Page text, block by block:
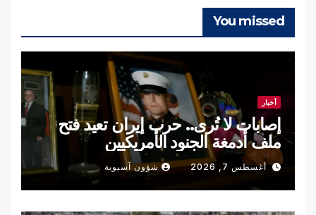
You missed
أخبار
إصابات لا تُرى.. حرب إيران تعيد فتح
ملف أدمغة الجنود الأمريكيين
أغسطس 7, 2026 شؤون آسيوية